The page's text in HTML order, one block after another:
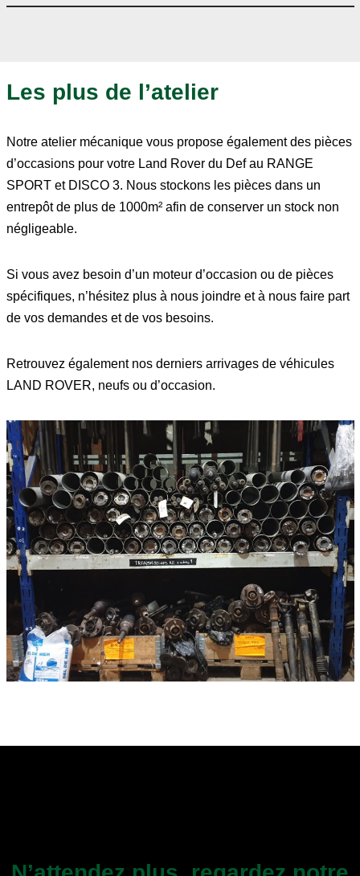
Les plus de l’atelier
Notre atelier mécanique vous propose également des pièces
d’occasions pour votre Land Rover du Def au RANGE
SPORT et DISCO 3. Nous stockons les pièces dans un
entrepôt de plus de 1000m² afin de conserver un stock non
négligeable.
Si vous avez besoin d’un moteur d’occasion ou de pièces
spécifiques, n’hésitez plus à nous joindre et à nous faire part
de vos demandes et de vos besoins.
Retrouvez également nos derniers arrivages de véhicules
LAND ROVER, neufs ou d’occasion.